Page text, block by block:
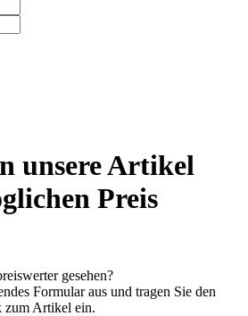
unsere Artikel
Preis
gesehen?
Formular aus und tragen Sie den
zum Artikel ein.